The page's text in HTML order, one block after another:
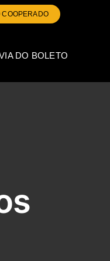
COOPERADO
DO BOLETO